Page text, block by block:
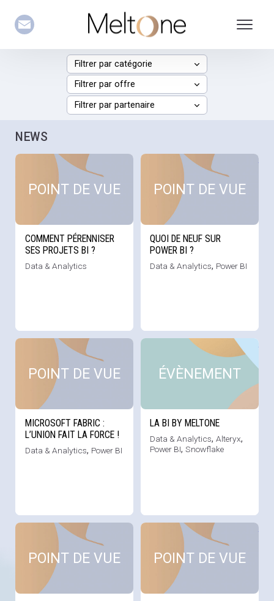
Voir/
NEWS
POINT DE VUE
COMMENT PÉRENNISER
SES PROJETS BI ?
Data & Analytics
Voir cette news
POINT DE VUE
QUOI DE NEUF SUR
POWER BI ?
Data & Analytics, Power BI
POINT DE VUE
MICROSOFT FABRIC :
L’UNION FAIT LA FORCE !
Data & Analytics, Power BI
Voir cette news
ÉVÈNEMENT
LA BI BY MELTONE
Data & Analytics,Alteryx,
Power BI,Snowflake
POINT DE VUE
Voir cette news
POINT DE VUE